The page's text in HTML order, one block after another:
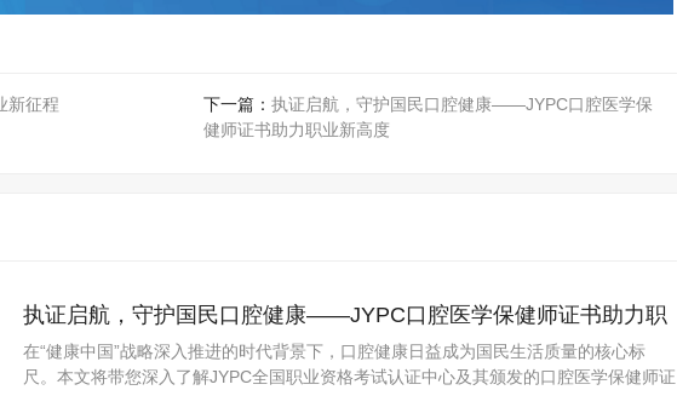
新征程 下一篇： 执证启航，守护国民口腔健康——JYPC口腔医学保
健师证书助力职业新高度
执证启航，守护国民口腔健康——JYPC口腔医学保健师证书助力职
业新高度
在“健康中国”战略深入推进的时代背景下，口腔健康日益成为国民生活质量的核心标
尺。本文将带您深入了解JYPC全国职业资格考试认证中心及其颁发的口腔医学保健师证